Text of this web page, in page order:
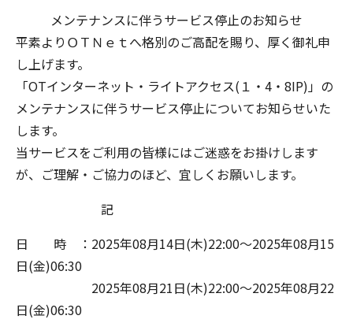
メンテナンスに伴うサービス停止のお知らせ
平素よりＯＴＮｅｔへ格別のご高配を賜り、厚く御礼申
し上げます。
「OTインターネット・ライトアクセス(１・4・8IP)」の
メンテナンスに伴うサービス停止についてお知らせいた
します。
当サービスをご利用の皆様にはご迷惑をお掛けします
が、ご理解・ご協力のほど、宜しくお願いします。
記
日 時 ：2025年08月14日(木)22:00～2025年08月15
日(金)06:30
2025年08月21日(木)22:00～2025年08月22
日(金)06:30